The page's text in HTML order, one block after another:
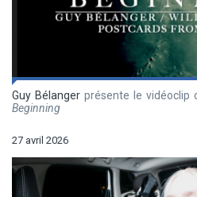
Guy Bélanger présente le vidéoclip
Beginning
27 avril 2026